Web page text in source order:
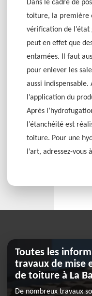
Dans le cadre de
toiture, la première
vérification de
peut en effet que
entamées. Il faut
pour enlever les
aussi indispensable.
l’application du
Après
l’étanchéité est
toiture. Pour une
l’art, adressez-
Toutes les
travaux de mise
de toiture à La
De nombreux travaux